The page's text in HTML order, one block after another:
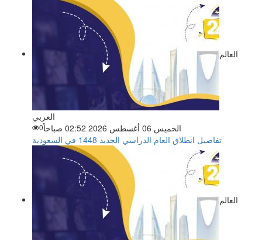
العالم
العربي
الخميس 06 أغسطس 2026 02:52 صباحاً
0
تفاصيل انطلاق العام الدراسي الجديد 1448 في السعودية
العالم